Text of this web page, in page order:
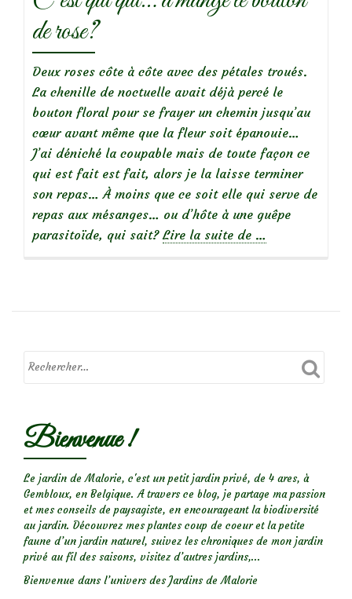
de rose?
Deux roses côte à côte avec des pétales troués.
La chenille de noctuelle avait déjà percé le
bouton floral pour se frayer un chemin jusqu’au
cœur avant même que la fleur soit épanouie…
J’ai déniché la coupable mais de toute façon ce
qui est fait est fait, alors je la laisse terminer
son repas… À moins que ce soit elle qui serve de
repas aux mésanges… ou d’hôte à une guêpe
parasitoïde, qui sait? Lire la suite de à
qui…
mangé
…
Bienvenue !
Le jardin de Malorie, c'est un petit jardin privé, de 4 ares, à
Gembloux, en Belgique. A travers ce blog, je partage ma passion
et mes conseils de paysagiste, en encourageant la biodiversité
au jardin. Découvrez mes plantes coup de coeur et la petite
faune d’un jardin naturel, suivez les chroniques de mon jardin
privé au fil des saisons, visitez d’autres jardins,...
Bienvenue dans l’univers des Jardins de Malorie